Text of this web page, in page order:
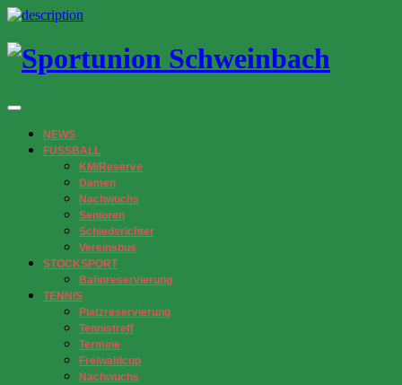
NEWS
FUSSBALL
KM/Reserve
Damen
Nachwuchs
Senioren
Schiedsrichter
Vereinsbus
STOCKSPORT
Bahnreservierung
TENNIS
Platzreservierung
Tennistreff
Termine
Freiwaldcup
Nachwuchs